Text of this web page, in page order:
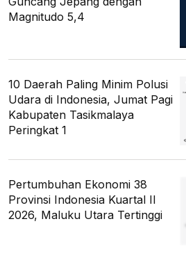
Magnitudo 5,4
10 Daerah Paling Minim Polusi
Udara di Indonesia, Jumat Pagi
Kabupaten Tasikmalaya
Peringkat 1
Pertumbuhan Ekonomi 38
Provinsi Indonesia Kuartal II
2026, Maluku Utara Tertinggi